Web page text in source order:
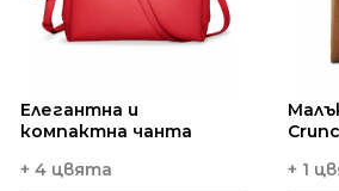
Елегантна и
компактна чанта
+ 4 цвята
+ 1